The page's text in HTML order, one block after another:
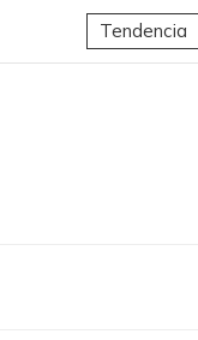
Tendencia
activos en la actualidad